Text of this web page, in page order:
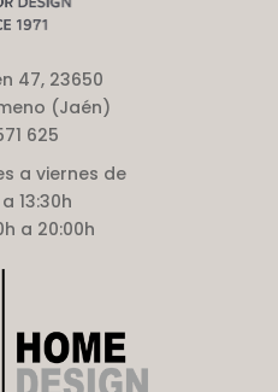
47, 23650
(Jaén)
625
a viernes de
13:30h
a 20:00h